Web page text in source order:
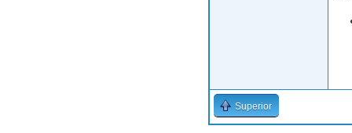
Superior